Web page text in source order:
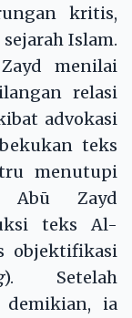
kritis,
Islam.
menilai
relasi
advokasi
teks
menutupi
Abū Zayd
teks Al-
objektifikasi
). Setelah
demikian, ia